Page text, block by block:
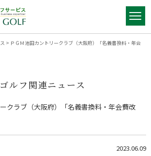
> ＰＧＭ池田カントリークラブ（大阪府）「名義書換料・年会
ゴルフ関連ニュース
クラブ（大阪府）「名義書換料・年会費改
2023.06.09